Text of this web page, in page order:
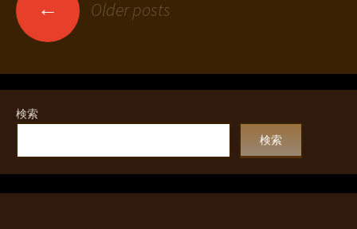
navigation
← Older posts
検索
検索